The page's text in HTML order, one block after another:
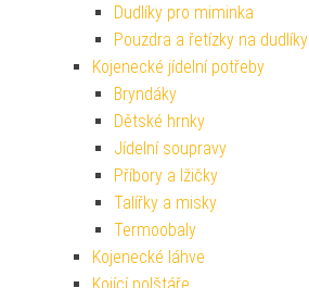
Dudlíky pro miminka
Pouzdra a řetízky na dudlíky
Kojenecké jídelní potřeby
Bryndáky
Dětské hrnky
Jídelní soupravy
Příbory a lžičky
Talířky a misky
Termoobaly
Kojenecké láhve